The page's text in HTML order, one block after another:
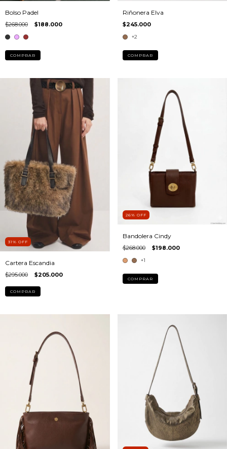
Bolso Padel
$268.000 $188.000
COMPRAR
Riñonera Elva
$245.000
+2
COMPRAR
31 % OFF
Cartera Escandia
$295.000 $205.000
COMPRAR
26% OFF
Bandolera Cindy
$268.000 $198.000
+1
COMPRAR